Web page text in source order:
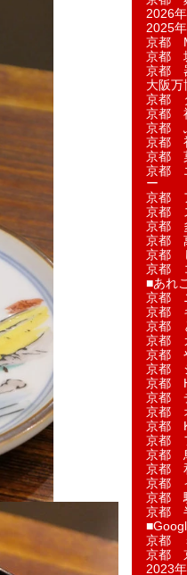
2026
2025
京都
京都
京都
大阪
京都
京都
京都
京都
京都
京都
ー
京都
京都
京都
京都
京都
京都
■あれ
京都
京都
京都
京都
京都
京都
京都
京都
京都
京都
京都
京都
京都
京都
京都
京都
京都
京都
2023